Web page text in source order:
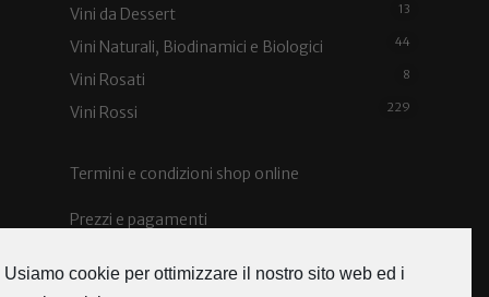
Vini da Dessert 13
Vini Naturali, Biodinamici e Biologici 44
Vini Rosati 8
Vini Rossi 229
Termini e condizioni shop online
Prezzi e pagamenti
Spedizioni e costi
Usiamo cookie per ottimizzare il nostro sito web ed i